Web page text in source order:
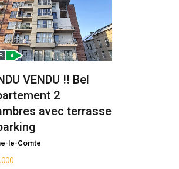
VENDU !! Bel
2
avec terrasse
le-Comte